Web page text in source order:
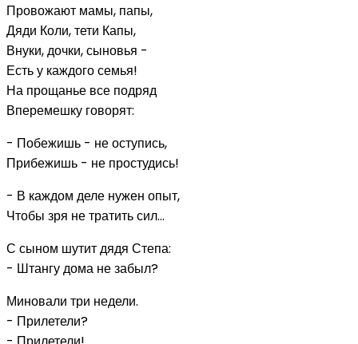
Провожают мамы, папы,
Дяди Коли, тети Капы,
Внуки, дочки, сыновья -
Есть у каждого семья!
На прощанье все подряд
Вперемешку говорят:
- Побежишь - не оступись,
Прибежишь - не простудись!
- В каждом деле нужен опыт,
Чтобы зря не тратить сил...
С сыном шутит дядя Степа:
- Штангу дома не забыл?
Миновали три недели.
- Прилетели?